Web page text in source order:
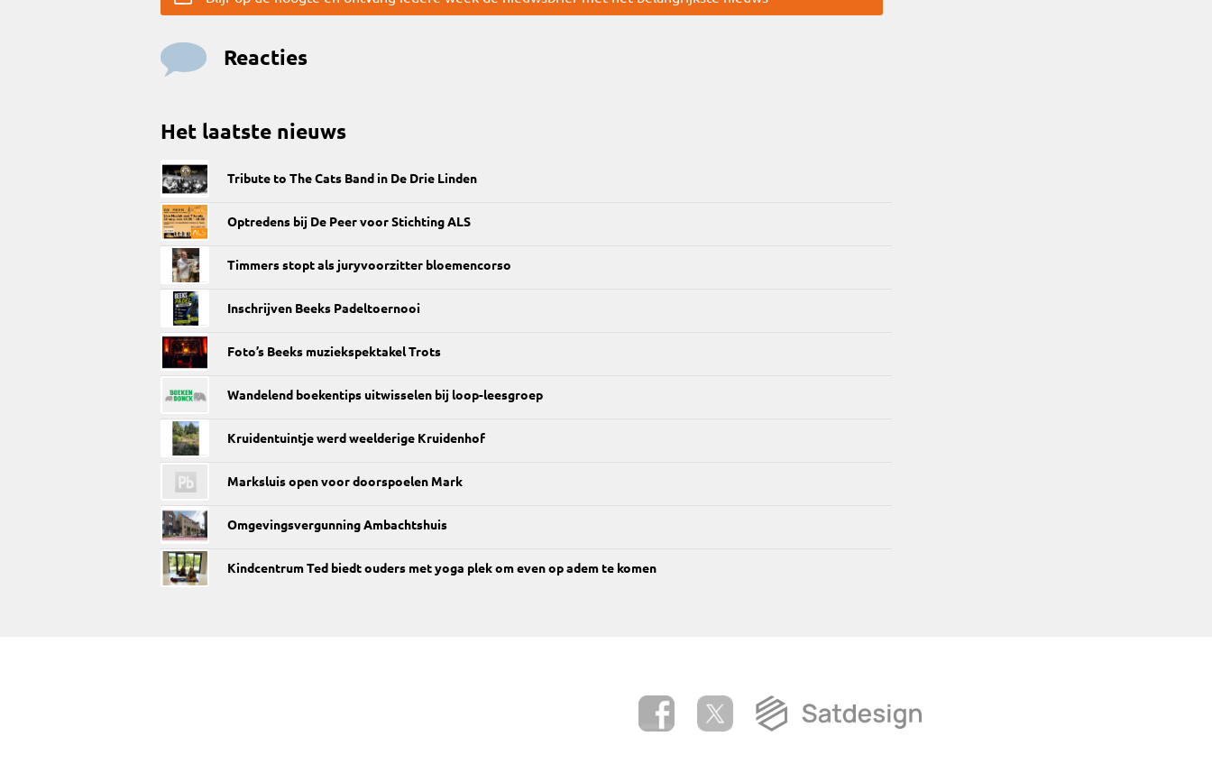
Reacties
Het laatste nieuws
Tribute to The Cats Band in De Drie Linden
Optredens bij De Peer voor Stichting ALS
Timmers stopt als juryvoorzitter bloemencorso
Inschrijven Beeks Padeltoernooi
Foto’s Beeks muziekspektakel Trots
Wandelend boekentips uitwisselen bij loop-leesgroep
Kruidentuintje werd weelderige Kruidenhof
Marksluis open voor doorspoelen Mark
Omgevingsvergunning Ambachtshuis
Kindcentrum Ted biedt ouders met yoga plek om even op adem te komen